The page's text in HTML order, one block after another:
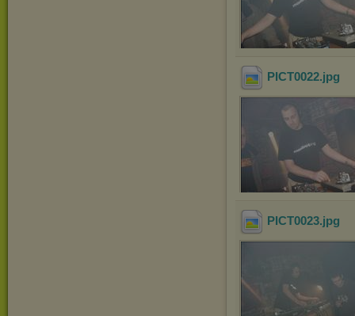
PICT0022.jpg
PICT0023.jpg